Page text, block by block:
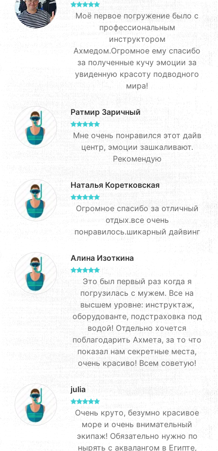
Моё первое погружение было с
профессиональным
инструктором
Ахмедом.Огромное ему спасибо
за полученные кучу эмоции за
увиденную красоту подводного
мира!
Ратмир Заричный
Мне очень понравился этот дайв
центр, эмоции зашкаливают.
Рекомендую
Наталья Коретковская
Огромное спасибо за отличный
отдых.все очень
понравилось.шикарный дайвинг
Алина Изоткина
Это был первый раз когда я
погрузилась с мужем. Все на
высшем уровне: инструктаж,
оборудованте, подстраховка под
водой! Отдельно хочется
поблагодарить Ахмета, за то что
показал нам секретные места,
очень красиво! Всем советую!
julia
Очень круто, безумно красивое
море и очень внимательный
экипаж! Обязательно нужно по
нырять с аквалангом в Египте,